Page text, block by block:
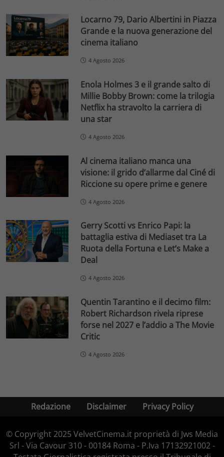
Locarno 79, Dario Albertini in Piazza
Grande e la nuova generazione del
cinema italiano
4 Agosto 2026
Enola Holmes 3 e il grande salto di
Millie Bobby Brown: come la trilogia
Netflix ha stravolto la carriera di
una star
4 Agosto 2026
Al cinema italiano manca una
visione: il grido d’allarme dal Ciné di
Riccione su opere prime e genere
4 Agosto 2026
Gerry Scotti vs Enrico Papi: la
battaglia estiva di Mediaset tra La
Ruota della Fortuna e Let’s Make a
Deal
4 Agosto 2026
Quentin Tarantino e il decimo film:
Robert Richardson rivela riprese
forse nel 2027 e l’addio a The Movie
Critic
4 Agosto 2026
Redazione Disclaimer Privacy Policy
© Copyright 2025 VelvetCinema.it proprietà di Jws Media
Srl - Via Cavour 310 - 00184 Roma - P.Iva 17132921002 -